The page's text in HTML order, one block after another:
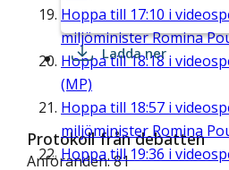
Hoppa till 17:10 i
miljöminister Romina
Hoppa till18:18 i
(MP)
Hoppa till 18:57 i
miljöminister Romina
Hoppa till 19:36 i
Ladda ner
Protokoll från debatten
Anföranden: 81